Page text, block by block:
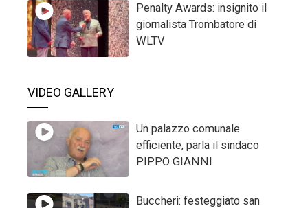
Penalty Awards: insignito il
giornalista Trombatore di
WLTV
VIDEO GALLERY
Un palazzo comunale
efficiente, parla il sindaco
PIPPO GIANNI
Buccheri: festeggiato san